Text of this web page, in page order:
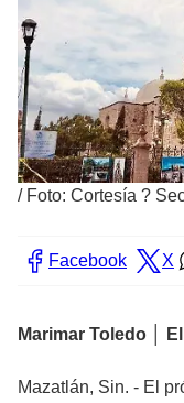
/ Foto: Cortesía ?
Facebook X
Marimar Toledo │
Mazatlán, Sin. - El